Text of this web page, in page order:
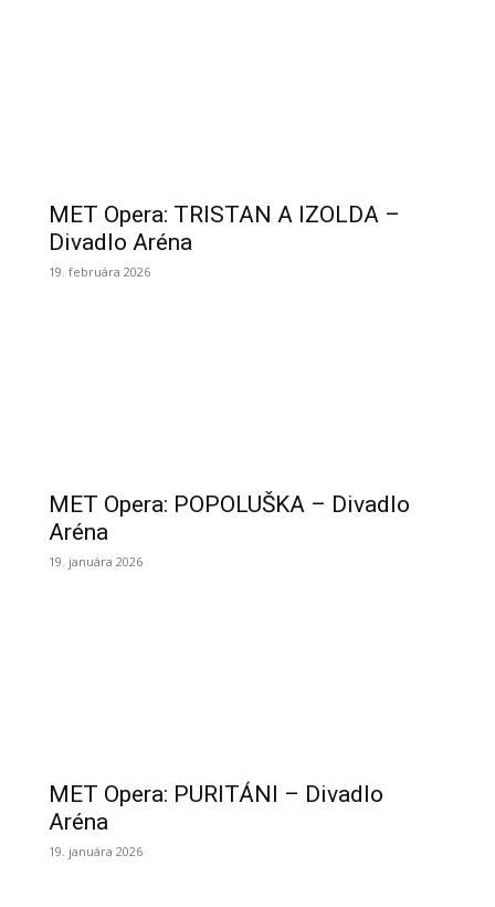
MET Opera: TRISTAN A IZOLDA –
Divadlo Aréna
19. februára 2026
MET Opera: POPOLUŠKA – Divadlo
Aréna
19. januára 2026
MET Opera: PURITÁNI – Divadlo
Aréna
19. januára 2026